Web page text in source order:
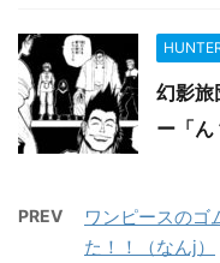
幻影旅
ー「ん
PREV
ワンピースのゴ
た！！（なんj）